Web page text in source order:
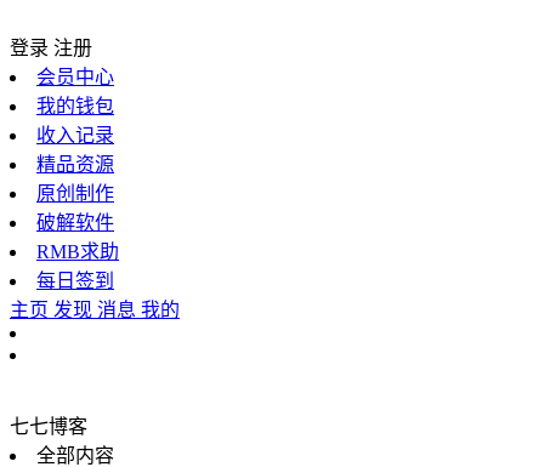
登录 注册
会员中心
我的钱包
收入记录
精品资源
原创制作
破解软件
RMB求助
每日签到
主页 发现 消息 我的
七七博客
全部内容